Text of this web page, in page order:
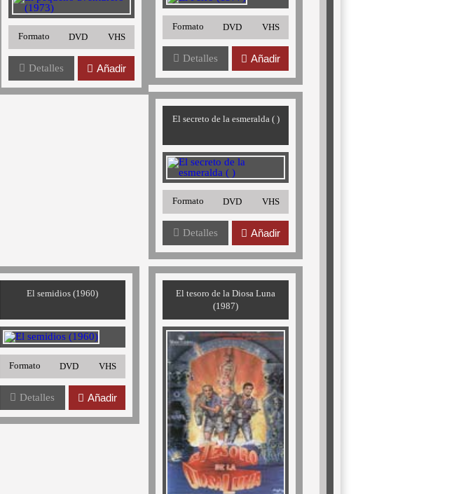
Formato DVD VHS
Detalles Añadir
Formato DVD VHS
Detalles Añadir
El secreto de la esmeralda ( )
Formato DVD VHS
Detalles Añadir
El semidios (1960)
Formato DVD VHS
Detalles Añadir
El tesoro de la Diosa Luna
(1987)